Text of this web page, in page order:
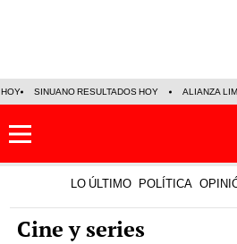
HOY SINUANO RESULTADOS HOY ALIANZA
LO ÚLTIMO POLÍTICA
Cine y series